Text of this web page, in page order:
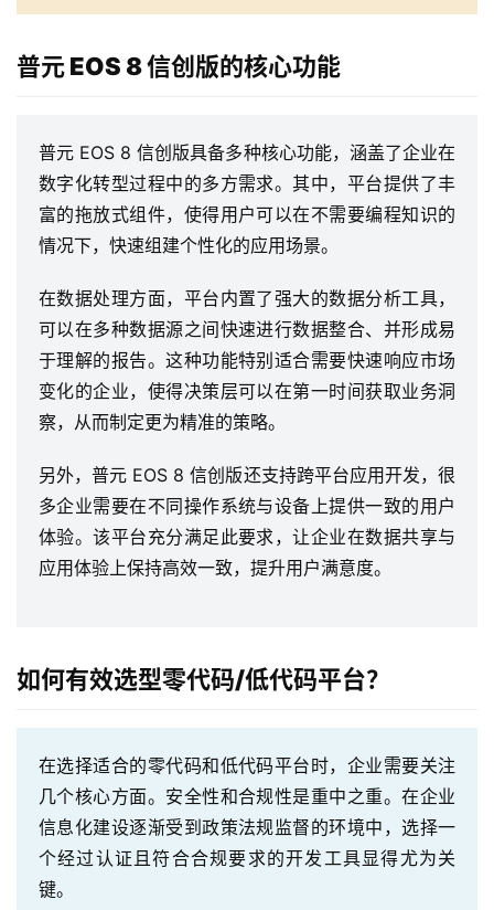
动
品
决
普元 EOS 8 信创版的核心功能
普元 EOS 8 信创版具备多种核心功能，涵盖了企业在
数字化转型过程中的多方需求。其中，平台提供了丰
富的拖放式组件，使得用户可以在不需要编程知识的
情况下，快速组建个性化的应用场景。
在数据处理方面，平台内置了强大的数据分析工具，
可以在多种数据源之间快速进行数据整合、并形成易
于理解的报告。这种功能特别适合需要快速响应市场
变化的企业，使得决策层可以在第一时间获取业务洞
察，从而制定更为精准的策略。
另外，普元 EOS 8 信创版还支持跨平台应用开发，很
多企业需要在不同操作系统与设备上提供一致的用户
体验。该平台充分满足此要求，让企业在数据共享与
应用体验上保持高效一致，提升用户满意度。
如何有效选型零代码/低代码平台？
在选择适合的零代码和低代码平台时，企业需要关注
几个核心方面。安全性和合规性是重中之重。在企业
信息化建设逐渐受到政策法规监督的环境中，选择一
个经过认证且符合合规要求的开发工具显得尤为关
键。